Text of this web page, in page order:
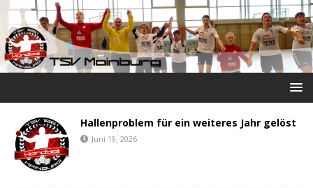
Hallenproblem für ein weiteres Jahr gelöst
Juni 19, 2026